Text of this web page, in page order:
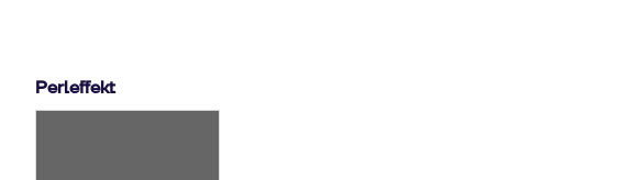
Perleffekt